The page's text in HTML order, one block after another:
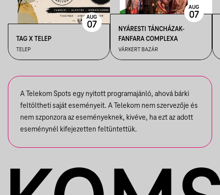
TAG X TELEP
TELEP
AUG
07
NYÁRESTI TÁNCHÁZAK-
FANFARA COMPLEXA
VÁRKERT BAZÁR
AUG
07
A Telekom Spots egy nyitott programajánló, ahová bárki
feltöltheti saját eseményeit. A Telekom nem szervezője és
nem szponzora az eseményeknek, kivéve, ha ezt az adott
eseménynél kifejezetten feltüntettük.